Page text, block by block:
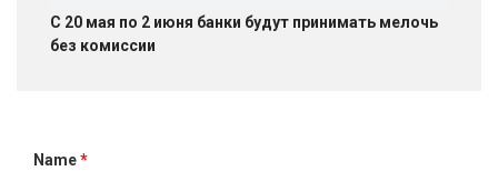
С 20 мая по 2 июня банки будут принимать мелочь
без комиссии
Name*